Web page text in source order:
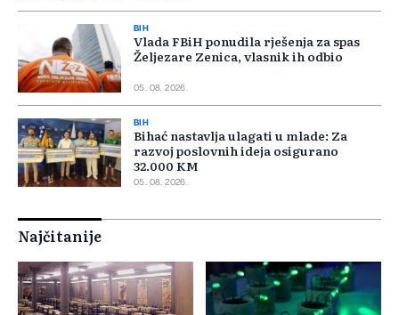
BIH
Vlada FBiH ponudila rješenja za spas
Željezare Zenica, vlasnik ih odbio
05. 08. 2026.
BIH
Bihać nastavlja ulagati u mlade: Za
razvoj poslovnih ideja osigurano
32.000 KM
05. 08. 2026.
Najčitanije